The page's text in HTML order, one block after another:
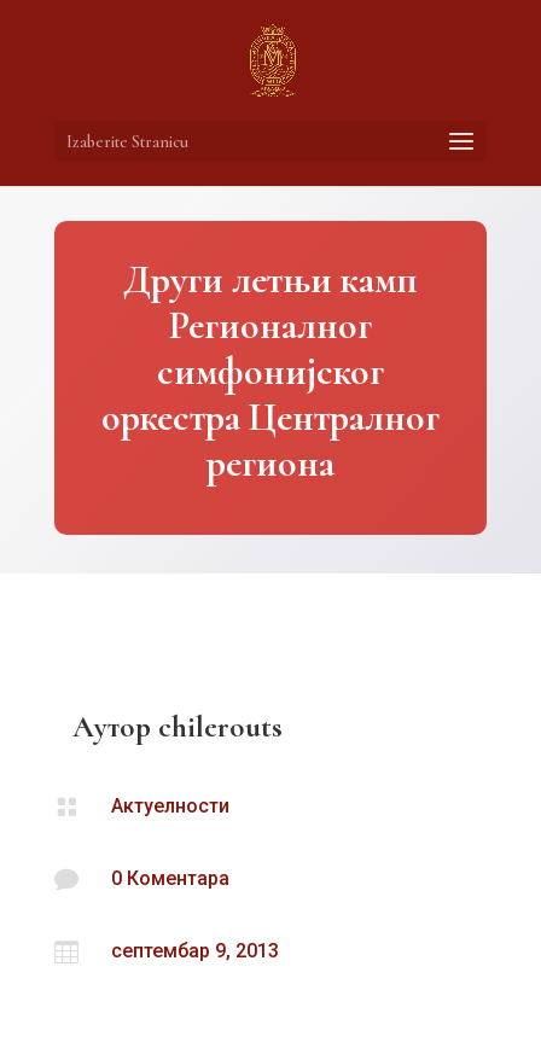
Izaberite Stranicu
Други летњи камп
Регионалног
симфонијског
оркестра Централног
региона
Аутор chilerouts
 Актуелности
 0 Коментара
 септембар 9, 2013